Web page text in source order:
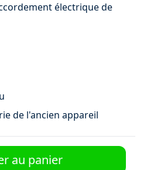
électrique de
de l'ancien appareil
au panier